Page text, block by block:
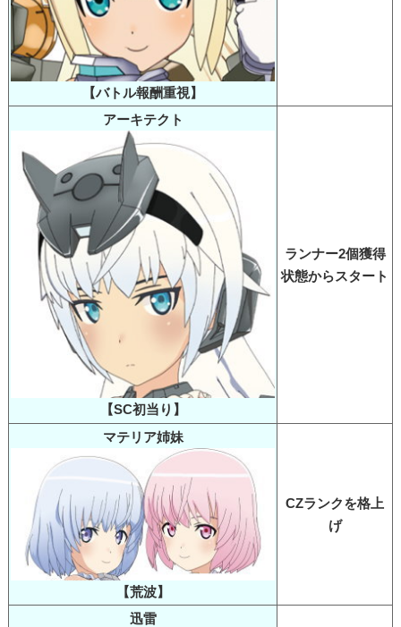
【バトル報酬重視】
アーキテクト
【SC初当り】
ランナー2個獲得
状態からスタート
マテリア姉妹
【荒波】
CZランクを格上
げ
迅雷